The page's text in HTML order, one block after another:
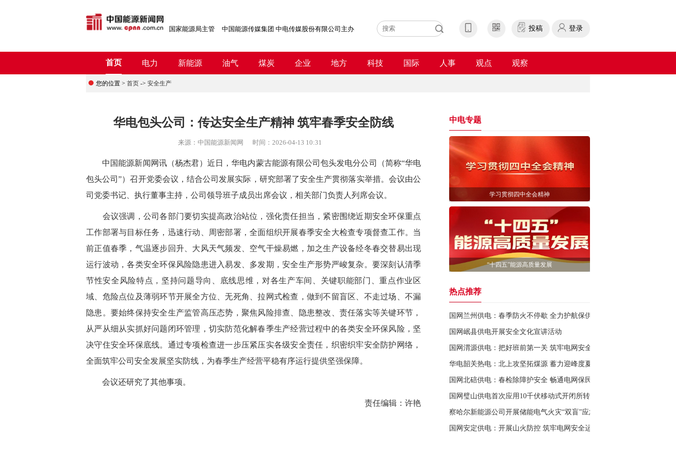
国家能源局主管 中国能源传媒集团 中电传媒股份有限公司主办 投稿 登录
首页 电力 新能源 油气 煤炭 企业 地方 科技 国际 人事 观点 观察
您的位置 > 首页 -> 安全生产
华电包头公司：传达安全生产精神 筑牢春季安全防线
来源： 中国能源新闻网 时间： 2026-04-13 10:31
中国能源新闻网讯（杨杰君）近日，华电内蒙古能源有限公司包头发电分公司（简称“华电
包头公司”）召开党委会议，结合公司发展实际，研究部署了安全生产贯彻落实举措。会议由公
司党委书记、执行董事主持，公司领导班子成员出席会议，相关部门负责人列席会议。
会议强调，公司各部门要切实提高政治站位，强化责任担当，紧密围绕近期安全环保重点
工作部署与目标任务，迅速行动、周密部署，全面组织开展春季安全大检查专项督查工作。当
前正值春季，气温逐步回升、大风天气频发、空气干燥易燃，加之生产设备经冬春交替易出现
运行波动，各类安全环保风险隐患进入易发、多发期，安全生产形势严峻复杂。要深刻认清季
节性安全风险特点，坚持问题导向、底线思维，对各生产车间、关键职能部门、重点作业区
域、危险点位及薄弱环节开展全方位、无死角、拉网式检查，做到不留盲区、不走过场、不漏
隐患。要始终保持安全生产监管高压态势，聚焦风险排查、隐患整改、责任落实等关键环节，
从严从细从实抓好问题闭环管理，切实防范化解春季生产经营过程中的各类安全环保风险，坚
决守住安全环保底线。通过专项检查进一步压紧压实各级安全责任，织密织牢安全防护网络，
全面筑牢公司安全发展坚实防线，为春季生产经营平稳有序运行提供坚强保障。
会议还研究了其他事项。
责任编辑：许艳
中电专题
学习贯彻四中全会精神
“十四五”能源高质量发展
热点推荐
国网兰州供电：春季防火不停歇 全力护航保供电
国网岷县供电开展安全文化宣讲活动
国网渭源供电：把好班前第一关 筑牢电网安全线
华电韶关热电：北上攻坚拓煤源 蓄力迎峰度夏
国网北碚供电：春检除障护安全 畅通电网保民生
国网璧山供电首次应用10千伏移动式开闭所转带线路负荷
察哈尔新能源公司开展储能电气火灾“双盲”应急演练
国网安定供电：开展山火防控 筑牢电网安全运行防线